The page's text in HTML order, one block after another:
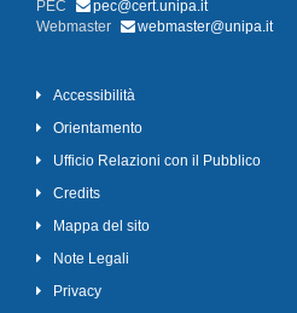
PEC
pec@cert.unipa.it
Webmaster
webmaster@unipa.it
Accessibilità
Orientamento
Ufficio Relazioni con il Pubblico
Credits
Mappa del sito
Note Legali
Privacy